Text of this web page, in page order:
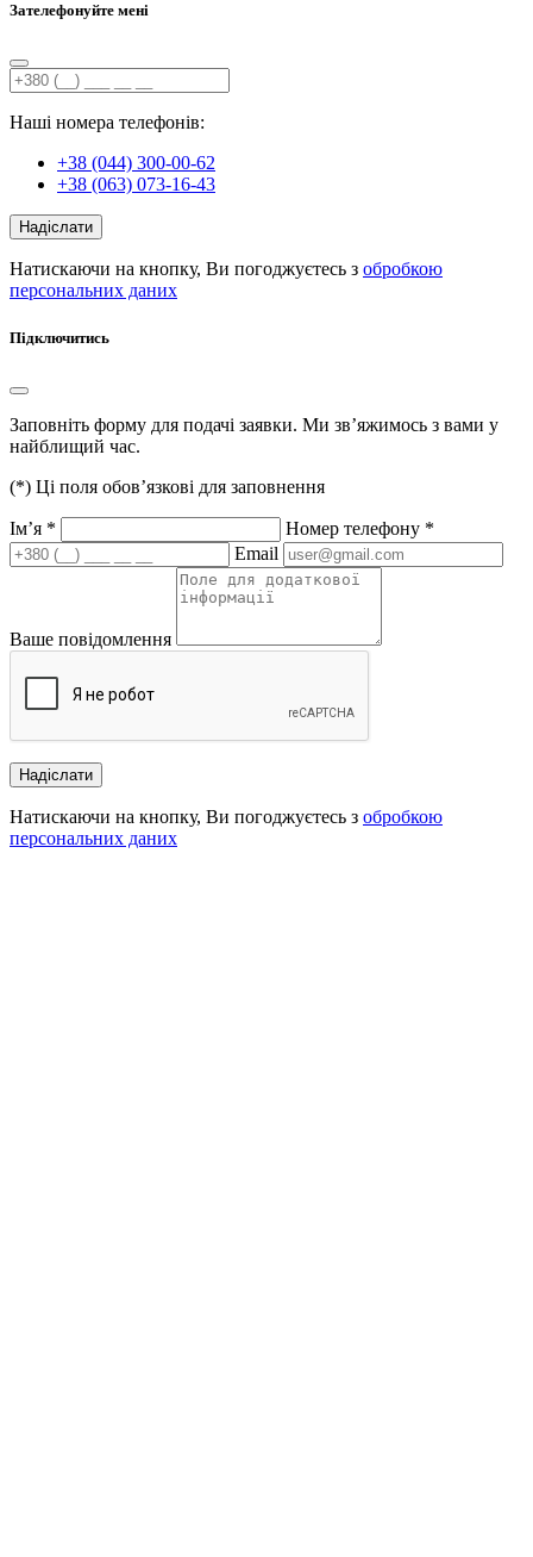
Зателефонуйте мені
Наші номера телефонів:
+38 (044) 300-00-62
+38 (063) 073-16-43
Надіслати
Натискаючи на кнопку, Ви погоджуєтесь з обробкою
персональних даних
Підключитись
Заповніть форму для подачі заявки. Ми зв’яжимось з вами у
найблищий час.
(*) Ці поля обов’язкові для заповнення
Ім’я * Номер телефону *
Email
Ваше повідомлення
Надіслати
Натискаючи на кнопку, Ви погоджуєтесь з обробкою
персональних даних